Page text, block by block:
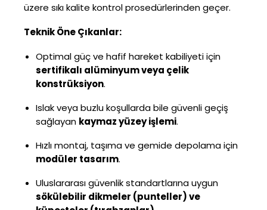
üzere sıkı kalite kontrol prosedürlerinden geçer.
Teknik Öne Çıkanlar:
Optimal güç ve hafif hareket kabiliyeti için
sertifikalı alüminyum veya çelik
konstrüksiyon.
Islak veya buzlu koşullarda bile güvenli geçiş
sağlayan kaymaz yüzey işlemi.
Hızlı montaj, taşıma ve gemide depolama için
modüler tasarım.
Uluslararası güvenlik standartlarına uygun
sökülebilir dikmeler (punteller) ve